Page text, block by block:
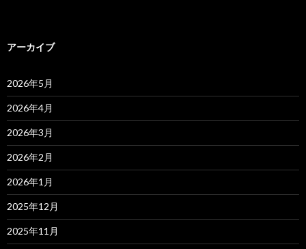
アーカイブ
2026年5月
2026年4月
2026年3月
2026年2月
2026年1月
2025年12月
2025年11月